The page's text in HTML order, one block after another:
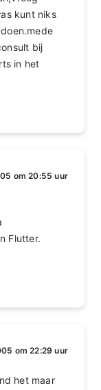
kunt niks
bij
in het
om 20:55 uur
Flutter.
om 22:29 uur
het maar